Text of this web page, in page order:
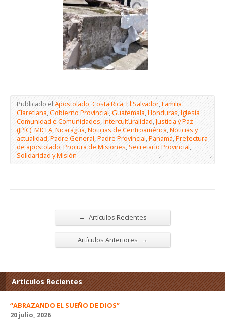
Publicado el Apostolado,Costa Rica,El Salvador,Familia
Claretiana,Gobierno Provincial,Guatemala,Honduras,Iglesia
Comunidad e Comunidades,Interculturalidad,Justicia y Paz
(JPIC),MICLA,Nicaragua,Noticias de Centroamérica,Noticias y
actualidad,Padre General,Padre Provincial,Panamá,Prefectura
de apostolado,Procura de Misiones,Secretario Provincial,
Solidaridad y Misión
← Artículos Recientes
Artículos Anteriores →
Artículos Recientes
“ABRAZANDO EL SUEÑO DE DIOS”
20 julio, 2026